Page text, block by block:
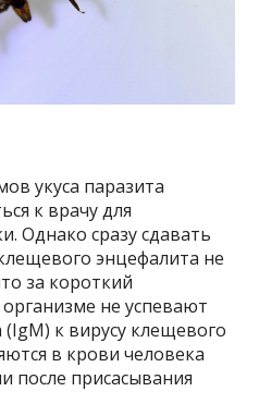
укуса паразита
к врачу для
Однако сразу сдавать
энцефалита не
за короткий
не успевают
к вирусу клещевого
в крови человека
после присасывания